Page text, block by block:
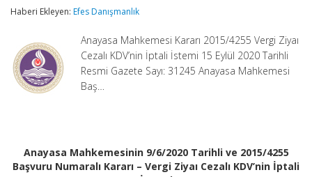
Numaralı
Vergi
Ziyaı
Cezalı
KDV’nin
5
dakika
için
Haberi Ekleyen: Efes Danışmanlık
Anayasa Mahkemesi Kararı 2015/4255 Vergi Ziyaı
Cezalı KDV’nin İptali İstemi 15 Eylül 2020 Tarihli
Resmi Gazete Sayı: 31245 Anayasa Mahkemesi
Baş…
Anayasa Mahkemesinin 9/6/2020 Tarihli ve 2015/4255
Başvuru Numaralı Kararı – Vergi Ziyaı Cezalı KDV’nin İptali